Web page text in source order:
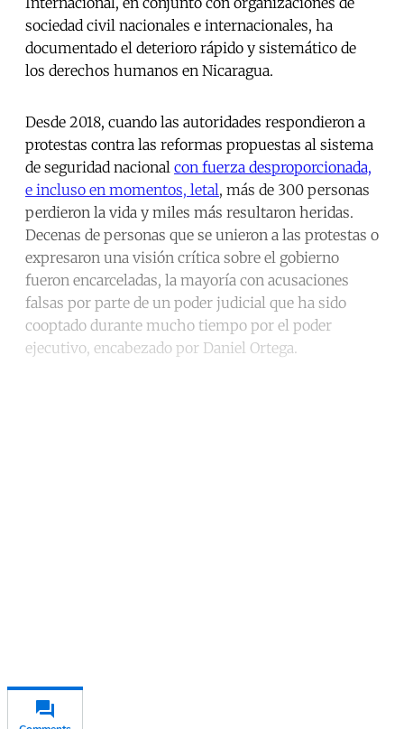
sociedad civil nacionales e internacionales, ha
documentado el deterioro rápido y sistemático de
los derechos humanos en Nicaragua.
Desde 2018, cuando las autoridades respondieron a
protestas contra las reformas propuestas al sistema
de seguridad nacional con fuerza desproporcionada,
e incluso en momentos, letal, más de 300 personas
perdieron la vida y miles más resultaron heridas.
Decenas de personas que se unieron a las protestas o
expresaron una visión crítica sobre el gobierno
fueron encarceladas, la mayoría con acusaciones
falsas por parte de un poder judicial que ha sido
cooptado durante mucho tiempo por el poder
ejecutivo, encabezado por Daniel Ortega.